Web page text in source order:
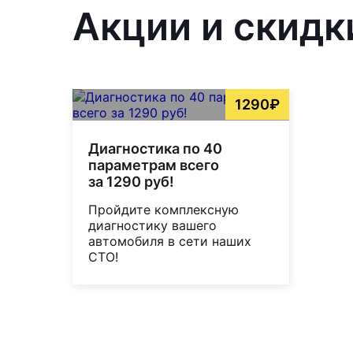
Акции и
1290₽
Диагностика по 40
параметрам всего
за 1290 руб!
Пройдите комплексную
диагностику вашего
автомобиля в сети наших
СТО!